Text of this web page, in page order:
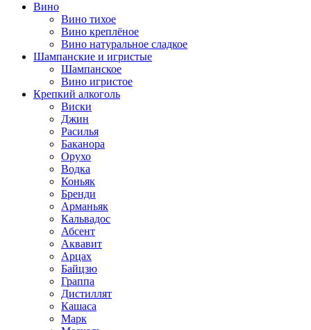
Вино
Вино тихое
Вино креплёное
Вино натуральное сладкое
Шампанские и игристые
Шампанское
Вино игристое
Крепкий алкоголь
Виски
Джин
Расилья
Баканора
Орухо
Водка
Коньяк
Бренди
Арманьяк
Кальвадос
Абсент
Аквавит
Арцах
Байцзю
Граппа
Дистиллят
Кашаса
Марк